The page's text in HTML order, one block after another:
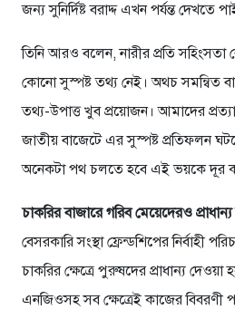
জন্য সুনির্দিষ্ট বরাদ্দ এখন পর্যন্ত দেখতে
তিনি আরও বলেন, নারীর প্রতি
কোনো সুস্পষ্ট তথ্য নেই। অথচ সমন্বিত
তথ্য-উপাত্ত খুব প্রয়োজন। আমাদের
জাতীয় বাজেটে এর সুস্পষ্ট প্রতিফলন
অনেকটা পথ চলতে হবে এই ভয়কে দূর
চাকরির বাজারে গরিব মেয়েদেরও
বেসরকারি সংস্থা ফ্রেন্ডশিপের নির্বাহী
চাকরির ক্ষেত্রে পুরুষদের প্রাধান্য দেওয়া
এনজিওসহ সব ক্ষেত্রেই কাজের বিবরণী